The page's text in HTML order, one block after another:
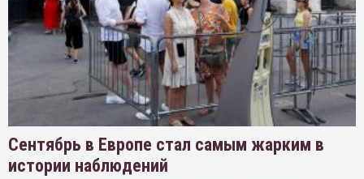
Сентябрь в Европе стал самым жарким в
истории наблюдений